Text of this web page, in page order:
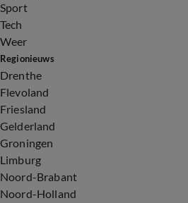
Sport
Tech
Weer
Regionieuws
Drenthe
Flevoland
Friesland
Gelderland
Groningen
Limburg
Noord-Brabant
Noord-Holland